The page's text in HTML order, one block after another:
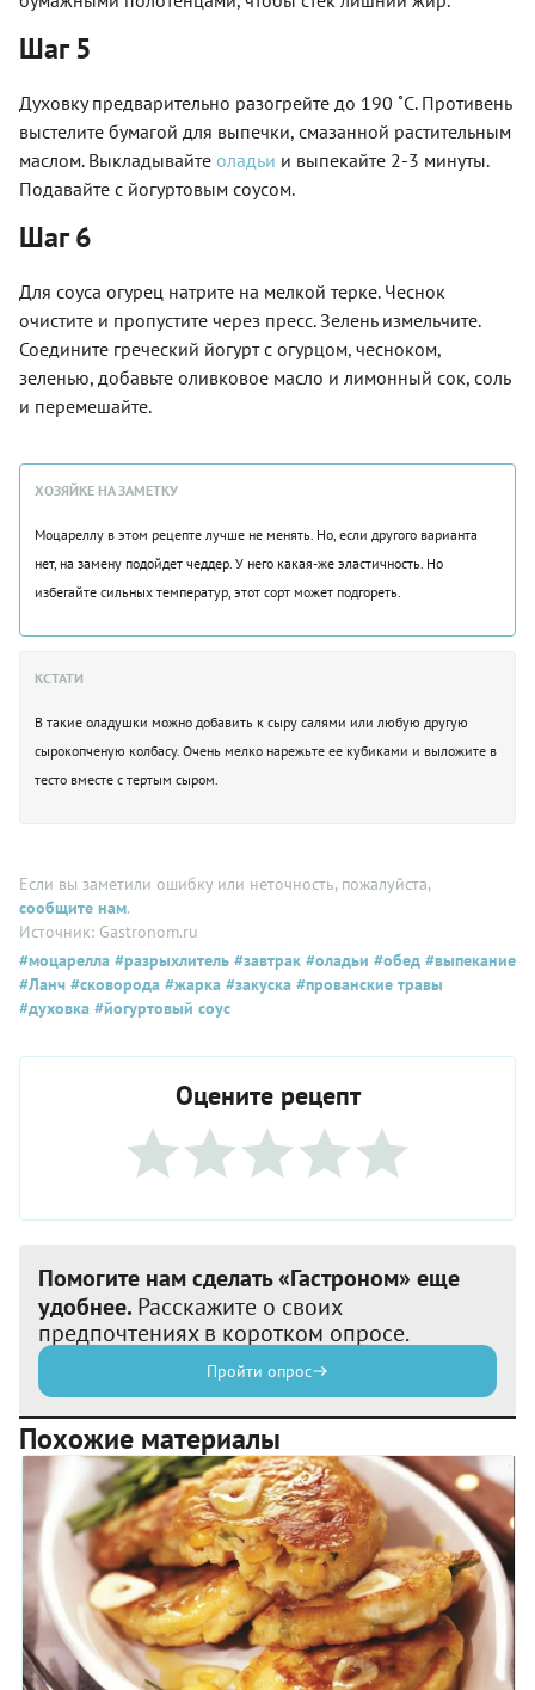
Шаг 5
Духовку предварительно разогрейте до 190 ˚С. Противень
выстелите бумагой для выпечки, смазанной растительным
маслом. Выкладывайте оладьи и выпекайте 2-3 минуты.
Подавайте с йогуртовым соусом.
Шаг 6
Для соуса огурец натрите на мелкой терке. Чеснок
очистите и пропустите через пресс. Зелень измельчите.
Соедините греческий йогурт с огурцом, чесноком,
зеленью, добавьте оливковое масло и лимонный сок, соль
и перемешайте.
ХОЗЯЙКЕ НА ЗАМЕТКУ
Моцареллу в этом рецепте лучше не менять. Но, если другого варианта
нет, на замену подойдет чеддер. У него какая-же эластичность. Но
избегайте сильных температур, этот сорт может подгореть.
КСТАТИ
В такие оладушки можно добавить к сыру салями или любую другую
сырокопченую колбасу. Очень мелко нарежьте ее кубиками и выложите в
тесто вместе с тертым сыром.
Если вы заметили ошибку или неточность, пожалуйста,
сообщите нам.
Источник: Gastronom.ru
#моцарелла #разрыхлитель #завтрак #оладьи #обед #выпекание
#Ланч #сковорода #жарка #закуска #прованские травы
#духовка #йогуртовый соус
Оцените рецепт
Помогите нам сделать «Гастроном» еще
удобнее. Расскажите о своих
предпочтениях в коротком опросе.
Пройти опрос
Похожие материалы